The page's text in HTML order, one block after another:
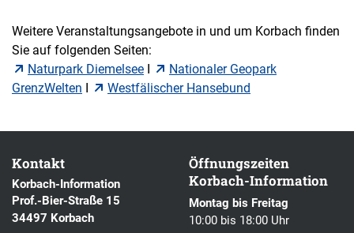
Weitere Veranstaltungsangebote in und um Korbach finden
Sie auf folgenden Seiten:
Naturpark Diemelsee I
Nationaler Geopark
GrenzWelten I Westfälischer Hansebund
Kontakt
Korbach-Information
Prof.-Bier-Straße 15
34497 Korbach
Öffnungszeiten
Korbach-Information
Montag bis Freitag
10:00 bis 18:00 Uhr